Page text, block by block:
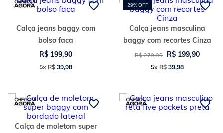
Calça jeans baggy com
bolso faca
R$ 199,90
5x R$ 39,98
29%OFF
Calça jeans masculina
baggy com recortes Cinza
R$ 279,90 R$ 199,90
5x R$ 39,98
Calça de moletom super